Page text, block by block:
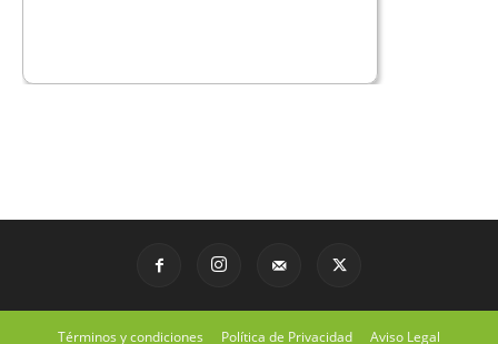
Términos y condiciones Política de Privacidad Aviso Legal